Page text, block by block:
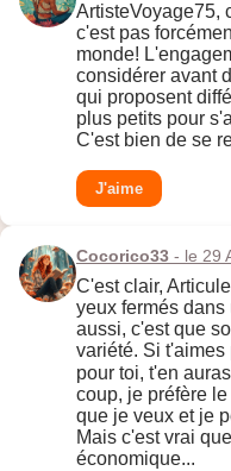
ArtisteVoyage75,
c'est pas
monde!
considérer avant
qui proposent
plus petits pour
C'est bien de se
J'aime
Cocorico33 - le 29
C'est clair,
yeux fermés dans
aussi, c'est que
variété. Si t'aimes
pour toi, t'en
coup, je préfère
que je veux et je
Mais c'est vrai
économique...